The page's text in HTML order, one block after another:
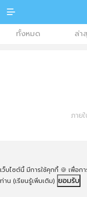

ทั้งหมด ล่า
ภาย
เว็บไซต์นี้ มีการใช้คุกกี้ 🍪 เพื่อก
ท่าน (เรียนรู้เพิ่มเติม) ยอมรับ